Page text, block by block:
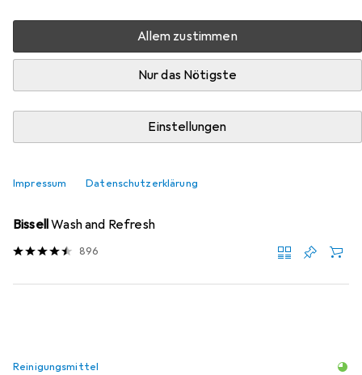
Allem zustimmen
Nur das Nötigste
Einstellungen
Impressum Datenschutzerklärung
Nassreiniger Zubehör Reinigungsmittel
Relevanz
Produktliste
Nassreiniger Zubehör
BissellWash and Refresh
896
Reinigungsmittel